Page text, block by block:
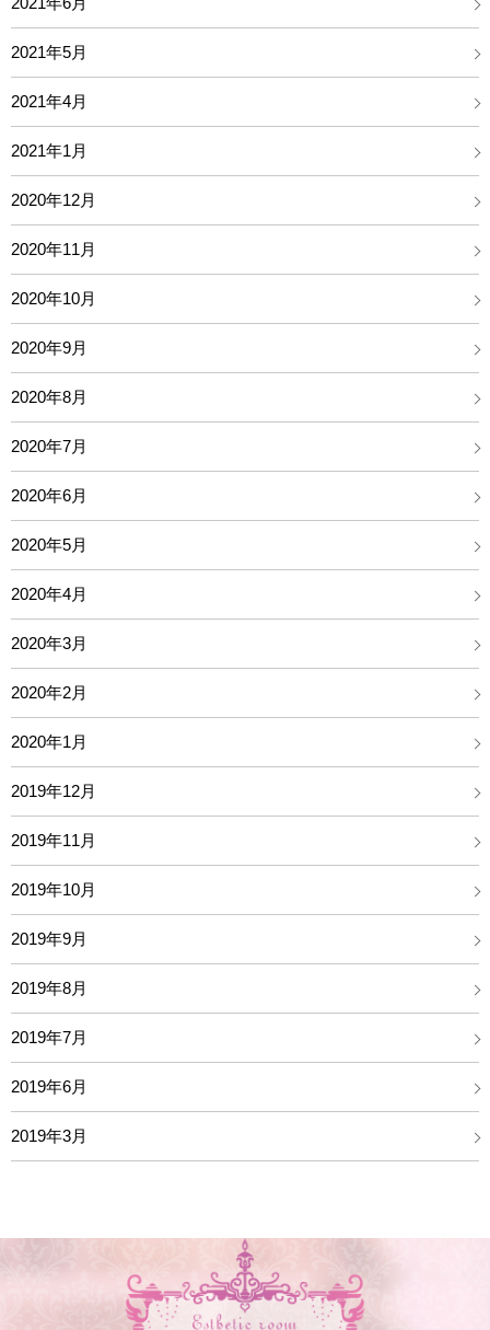
2021年5月
2021年4月
2021年1月
2020年12月
2020年11月
2020年10月
2020年9月
2020年8月
2020年7月
2020年6月
2020年5月
2020年4月
2020年3月
2020年2月
2020年1月
2019年12月
2019年11月
2019年10月
2019年9月
2019年8月
2019年7月
2019年6月
2019年3月